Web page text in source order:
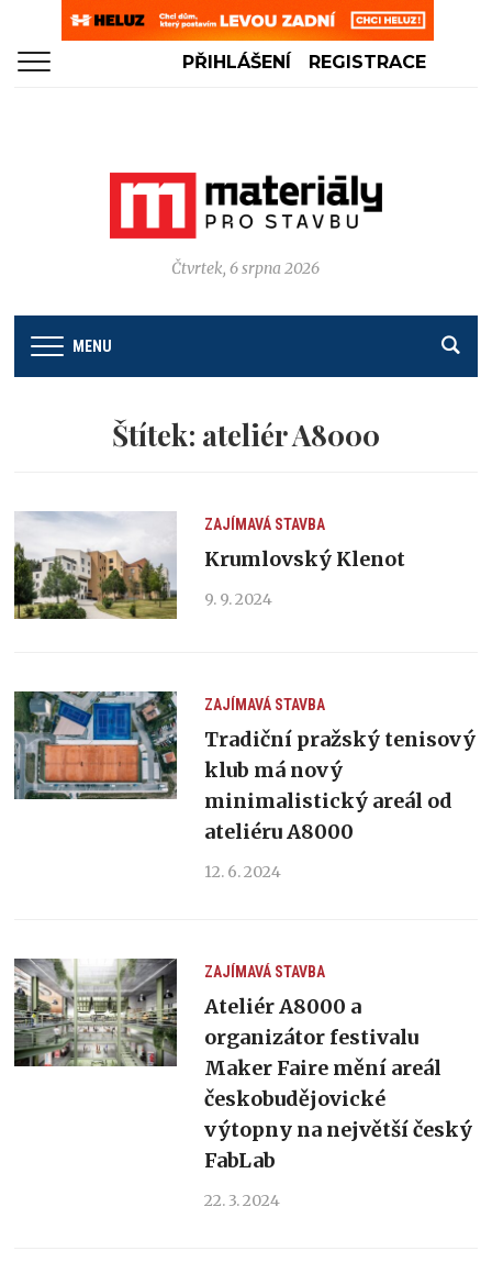
PŘIHLÁŠENÍ REGISTRACE
Čtvrtek, 6 srpna 2026
MENU
Štítek: ateliér A8000
ZAJÍMAVÁ STAVBA
Krumlovský Klenot
9. 9. 2024
ZAJÍMAVÁ STAVBA
Tradiční pražský tenisový
klub má nový
minimalistický areál od
ateliéru A8000
12. 6. 2024
ZAJÍMAVÁ STAVBA
Ateliér A8000 a
organizátor festivalu
Maker Faire mění areál
českobudějovické
výtopny na největší český
FabLab
22. 3. 2024